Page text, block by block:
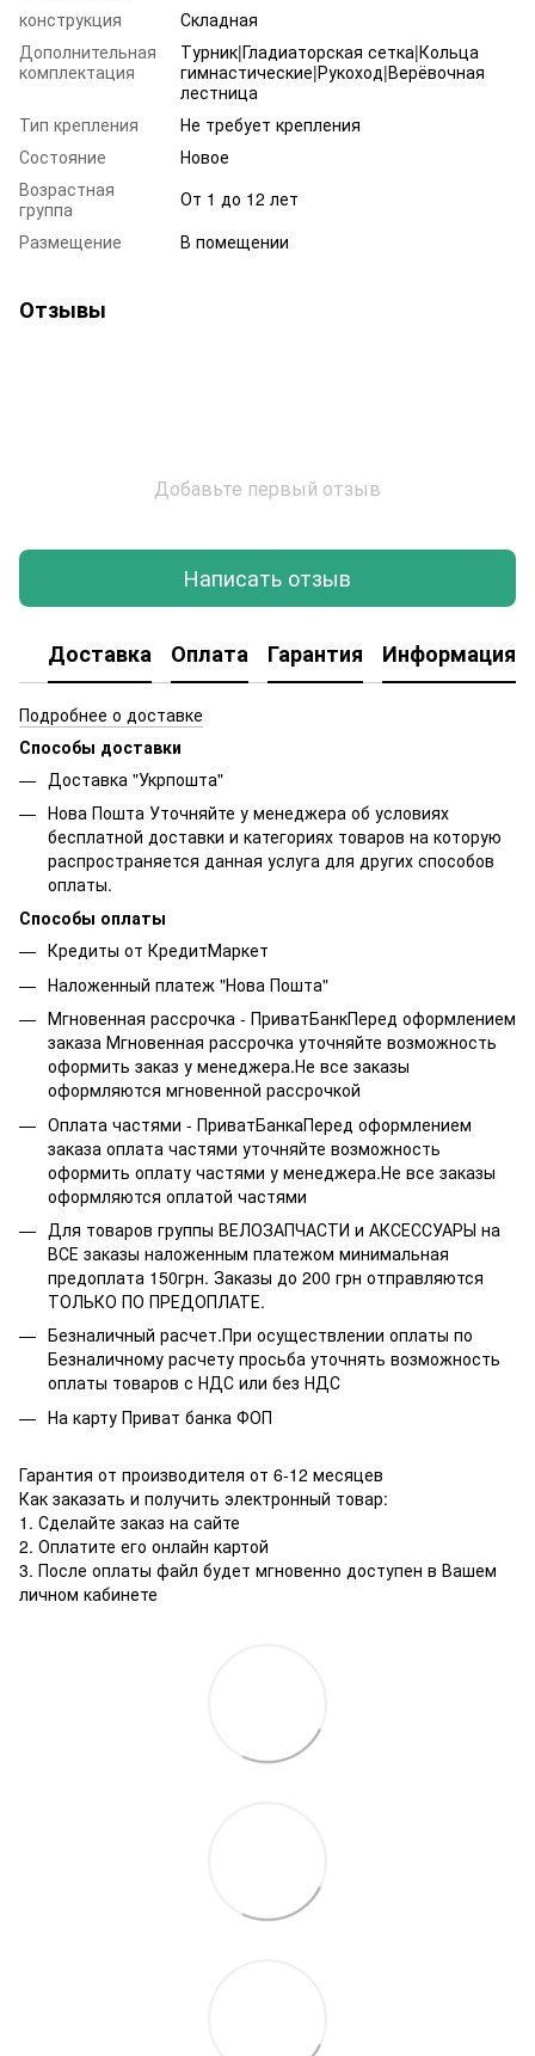
конструкция
Складная
Дополнительная
комплектация
Турник|Гладиаторская сетка|Кольца
гимнастические|Рукоход|Верёвочная
лестница
Тип крепления
Не требует крепления
Состояние
Новое
Возрастная
группа
От 1 до 12 лет
Размещение
В помещении
Отзывы
Добавьте первый отзыв
Написать отзыв
Доставка Оплата Гарантия Информация
Подробнее о доставке
Способы доставки
Доставка "Укрпошта"
Нова Пошта Уточняйте у менеджера об условиях
бесплатной доставки и категориях товаров на которую
распространяется данная услуга для других способов
оплаты.
Способы оплаты
Кредиты от КредитМаркет
Наложенный платеж "Нова Пошта"
Мгновенная рассрочка - ПриватБанкПеред оформлением
заказа Мгновенная рассрочка уточняйте возможность
оформить заказ у менеджера.Не все заказы
оформляются мгновенной рассрочкой
Оплата частями - ПриватБанкаПеред оформлением
заказа оплата частями уточняйте возможность
оформить оплату частями у менеджера.Не все заказы
оформляются оплатой частями
Для товаров группы ВЕЛОЗАПЧАСТИ и АКСЕССУАРЫ на
ВСЕ заказы наложенным платежом минимальная
предоплата 150грн. Заказы до 200 грн отправляются
ТОЛЬКО ПО ПРЕДОПЛАТЕ.
Безналичный расчет.При осуществлении оплаты по
Безналичному расчету просьба уточнять возможность
оплаты товаров с НДС или без НДС
На карту Приват банка ФОП
Гарантия от производителя от 6-12 месяцев
Как заказать и получить электронный товар:
1. Сделайте заказ на сайте
2. Оплатите его онлайн картой
3. После оплаты файл будет мгновенно доступен в Вашем
личном кабинете